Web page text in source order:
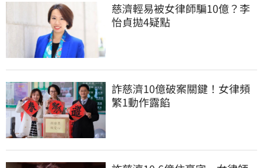
慈濟輕易被女律師騙10億？李
怡貞拋4疑點
詐慈濟10億破案關鍵！女律頻
繁1動作露餡